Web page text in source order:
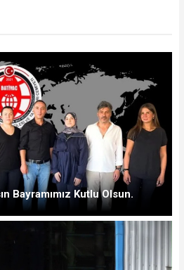
Bayramımız Kutlu Olsun.